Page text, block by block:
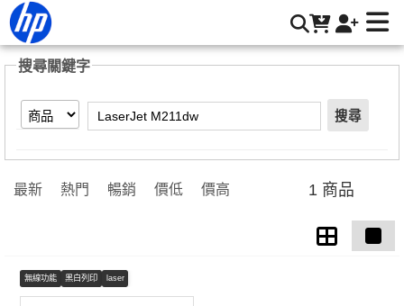
【LaserJet M211dw】搜尋結果 | HP® 惠普台灣原廠購物網
搜尋關鍵字
搜尋
最新 熱門 暢銷 價低 價高 1 商品
無線功能 黑白列印 laser